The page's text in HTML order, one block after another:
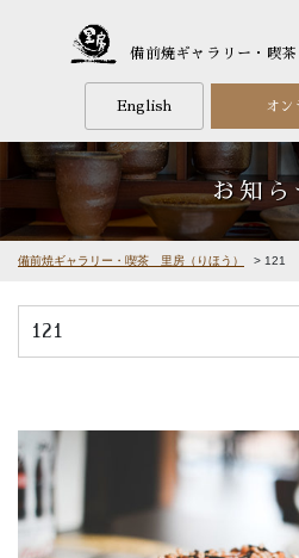
備前焼ギャラリー・喫茶
English オン
お知ら
備前焼ギャラリー・喫茶 里房（りほう） > 121
121